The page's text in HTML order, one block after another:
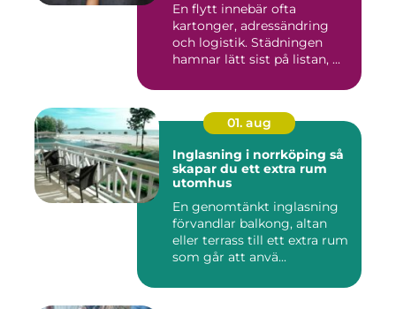
En flytt innebär ofta
kartonger, adressändring
och logistik. Städningen
hamnar lätt sist på listan, ...
01. aug
Inglasning i norrköping så
skapar du ett extra rum
utomhus
En genomtänkt inglasning
förvandlar balkong, altan
eller terrass till ett extra rum
som går att anvä...